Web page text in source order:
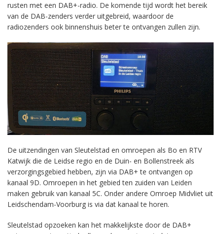
rusten met een DAB+-radio. De komende tijd wordt het bereik
van de DAB-zenders verder uitgebreid, waardoor de
radiozenders ook binnenshuis beter te ontvangen zullen zijn.
De uitzendingen van Sleutelstad en omroepen als Bo en RTV
Katwijk die de Leidse regio en de Duin- en Bollenstreek als
verzorgingsgebied hebben, zijn via DAB+ te ontvangen op
kanaal 9D. Omroepen in het gebied ten zuiden van Leiden
maken gebruik van kanaal 5C. Onder andere Omroep Midvliet uit
Leidschendam-Voorburg is via dat kanaal te horen.
Sleutelstad opzoeken kan het makkelijkste door de DAB+